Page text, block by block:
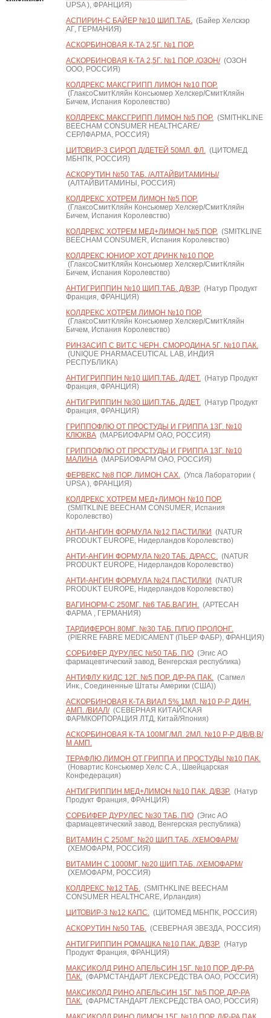
UPSA ), ФРАНЦИЯ)
АСПИРИН-С БАЙЕР №10 ШИП.ТАБ.(Байер Хелскэр
АГ, ГЕРМАНИЯ)
АСКОРБИНОВАЯ К-ТА 2,5Г. №1 ПОР.
АСКОРБИНОВАЯ К-ТА 2,5Г. №1 ПОР. /ОЗОН/(ОЗОН
ООО, РОССИЯ)
КОЛДРЕКС МАКСГРИПП ЛИМОН №10 ПОР.
(ГлаксоСмитКляйн Консьюмер Хелскер/СмитКляйн
Бичем, Испания Королевство)
КОЛДРЕКС МАКСГРИПП ЛИМОН №5 ПОР.(SMITHKLINE
BEECHAM CONSUMER HEALTHCARE/
СЕРЛФАРМА, РОССИЯ)
ЦИТОВИР-3 СИРОП Д/ДЕТЕЙ 50МЛ. ФЛ.(ЦИТОМЕД
МБНПК, РОССИЯ)
АСКОРУТИН №50 ТАБ. /АЛТАЙВИТАМИНЫ/
(АЛТАЙВИТАМИНЫ, РОССИЯ)
КОЛДРЕКС ХОТРЕМ ЛИМОН №5 ПОР.
(ГлаксоСмитКляйн Консьюмер Хелскер/СмитКляйн
Бичем, Испания Королевство)
КОЛДРЕКС ХОТРЕМ МЕД+ЛИМОН №5 ПОР.(SMITKLINE
BEECHAM CONSUMER, Испания Королевство)
КОЛДРЕКС ЮНИОР ХОТ ДРИНК №10 ПОР.
(ГлаксоСмитКляйн Консьюмер Хелскер/СмитКляйн
Бичем, Испания Королевство)
АНТИГРИППИН №10 ШИП.ТАБ. Д/ВЗР.(Натур Продукт
Франция, ФРАНЦИЯ)
КОЛДРЕКС ХОТРЕМ ЛИМОН №10 ПОР.
(ГлаксоСмитКляйн Консьюмер Хелскер/СмитКляйн
Бичем, Испания Королевство)
РИНЗАСИП С ВИТ.С ЧЕРН. СМОРОДИНА 5Г. №10 ПАК.
(UNIQUE PHARMACEUTICAL LAB, ИНДИЯ
РЕСПУБЛИКА)
АНТИГРИППИН №10 ШИП.ТАБ. Д/ДЕТ.(Натур Продукт
Франция, ФРАНЦИЯ)
АНТИГРИППИН №30 ШИП.ТАБ. Д/ДЕТ.(Натур Продукт
Франция, ФРАНЦИЯ)
ГРИППОФЛЮ ОТ ПРОСТУДЫ И ГРИППА 13Г. №10
КЛЮКВА(МАРБИОФАРМ ОАО, РОССИЯ)
ГРИППОФЛЮ ОТ ПРОСТУДЫ И ГРИППА 13Г. №10
МАЛИНА(МАРБИОФАРМ ОАО, РОССИЯ)
ФЕРВЕКС №8 ПОР. ЛИМОН САХ.(Упса Лаборатории (
UPSA ), ФРАНЦИЯ)
КОЛДРЕКС ХОТРЕМ МЕД+ЛИМОН №10 ПОР.
(SMITKLINE BEECHAM CONSUMER, Испания
Королевство)
АНТИ-АНГИН ФОРМУЛА №12 ПАСТИЛКИ (NATUR
PRODUKT EUROPE, Нидерландов Королевство)
АНТИ-АНГИН ФОРМУЛА №20 ТАБ. Д/РАСС.(NATUR
PRODUKT EUROPE, Нидерландов Королевство)
АНТИ-АНГИН ФОРМУЛА №24 ПАСТИЛКИ (NATUR
PRODUKT EUROPE, Нидерландов Королевство)
ВАГИНОРМ-С 250МГ. №6 ТАБ.ВАГИН.(АРТЕСАН
ФАРМА , ГЕРМАНИЯ)
ТАРДИФЕРОН 80МГ. №30 ТАБ. П/П/О ПРОЛОНГ.
(PIERRE FABRE MEDICAMENT (ПЬЕР ФАБР), ФРАНЦИЯ)
СОРБИФЕР ДУРУЛЕС №50 ТАБ. П/О(Эгис АО
фармацевтический завод, Венгерская республика)
АНТИФЛУ КИДС 12Г. №5 ПОР. Д/Р-РА ПАК.(Сагмел
Инк., Соединенные Штаты Америки (США))
АСКОРБИНОВАЯ К-ТА ВИАЛ 5% 1МЛ. №10 Р-Р Д/ИН.
АМП. /ВИАЛ/(СЕВЕРНАЯ КИТАЙСКАЯ
ФАРМКОРПОРАЦИЯ ЛТД, Китай/Япония)
АСКОРБИНОВАЯ К-ТА 100МГ/МЛ. 2МЛ. №10 Р-Р Д/В/В,В/
М АМП.
ТЕРАФЛЮ ЛИМОН ОТ ГРИППА И ПРОСТУДЫ №10 ПАК.
(Новартис Консьюмер Хелс С.А., Швейцарская
Конфедерация)
АНТИГРИППИН МЕД+ЛИМОН №10 ПАК. Д/ВЗР.(Натур
Продукт Франция, ФРАНЦИЯ)
СОРБИФЕР ДУРУЛЕС №30 ТАБ. П/О(Эгис АО
фармацевтический завод, Венгерская республика)
ВИТАМИН С 250МГ. №20 ШИП.ТАБ. /ХЕМОФАРМ/
(ХЕМОФАРМ, РОССИЯ)
ВИТАМИН С 1000МГ. №20 ШИП.ТАБ. /ХЕМОФАРМ/
(ХЕМОФАРМ, РОССИЯ)
КОЛДРЕКС №12 ТАБ.(SMITHKLINE BEECHAM
CONSUMER HEALTHCARE, Ирландия)
ЦИТОВИР-3 №12 КАПС.(ЦИТОМЕД МБНПК, РОССИЯ)
АСКОРУТИН №50 ТАБ.(СЕВЕРНАЯ ЗВЕЗДА, РОССИЯ)
АНТИГРИППИН РОМАШКА №10 ПАК. Д/ВЗР.(Натур
Продукт Франция, ФРАНЦИЯ)
МАКСИКОЛД РИНО АПЕЛЬСИН 15Г. №10 ПОР. Д/Р-РА
ПАК.(ФАРМСТАНДАРТ ЛЕКСРЕДСТВА ОАО, РОССИЯ)
МАКСИКОЛД РИНО АПЕЛЬСИН 15Г. №5 ПОР. Д/Р-РА
ПАК.(ФАРМСТАНДАРТ ЛЕКСРЕДСТВА ОАО, РОССИЯ)